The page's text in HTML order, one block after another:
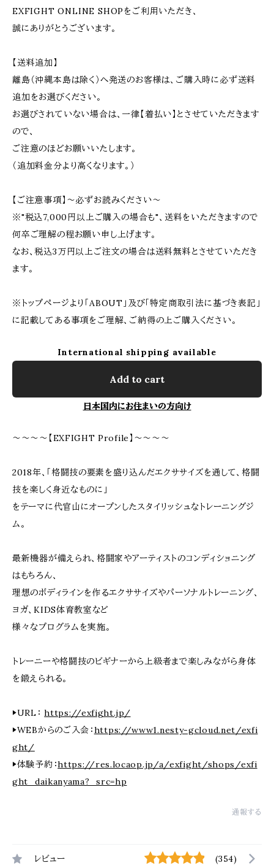
EXFIGHT ONLINE SHOPをご利用いただき、
誠にありがとうございます。
【送料追加】
離島（沖縄本島は除く）へ発送のお客様は、ご購入時に必ず送料
追加をお選びください。
お選びされていない場合は、一律【着払い】とさせていただきます
ので、
ご注意のほどお願いいたします。
（追加料金分より高くなります。）
【ご注意事項】〜必ずお読みください〜
※"税込7,000円以上ご購入の場合も"、送料をいただきますので
何卒ご理解の程お願い申し上げます。
なお、税込3万円以上ご注文の場合は送料無料とさせていただき
ます。
※トップページより「ABOUT」及び「特定商取引法に基づき表記」
に記載してある事項をご理解、ご納得の上ご購入ください。
International shipping available
Add to cart
日本国内にお住まいの方向け
～～～～【EXFIGHT Profile】～～～～
2018年、「格闘技の要素を盛り込んだエクササイズを通して、格闘
技を楽しく身近なものに」
をテーマに代官山にオープンしたスタイリッシュなトレーニングジ
ム。
最新機器が備えられ、格闘家やアーティストのコンディショニング
はもちろん、
理想のボディラインを作るエクササイズやパーソナルトレーニング、
ヨガ、KIDS体育教室など
様々なプログラムを実施。
トレーニーや格闘技のビギナーから上級者まで楽しみながら身体
を鍛えられる。
▶URL：https://exfight.jp/
▶WEBからのご入会：https://www1.nesty-gcloud.net/exfi
ght/
▶体験予約：https://res.locaop.jp/a/exfight/shops/exfi
ght_daikanyama?_src=hp
通報する
レビュー (354)